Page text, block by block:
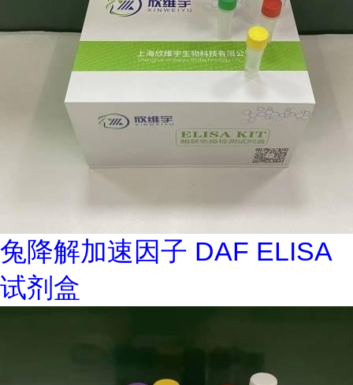
兔降解加速因子 DAF ELISA
试剂盒